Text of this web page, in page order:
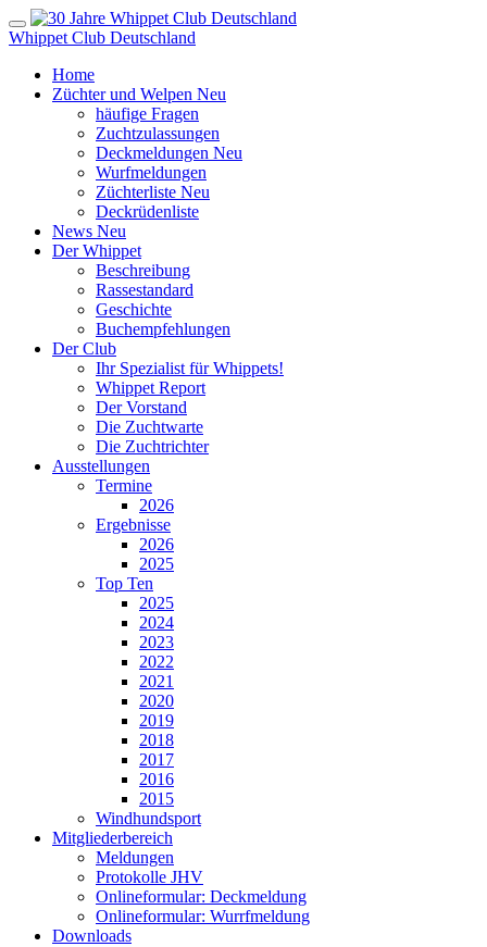
Whippet Club Deutschland
Home
Züchter und Welpen Neu
häufige Fragen
Zuchtzulassungen
Deckmeldungen Neu
Wurfmeldungen
Züchterliste Neu
Deckrüdenliste
News Neu
Der Whippet
Beschreibung
Rassestandard
Geschichte
Buchempfehlungen
Der Club
Ihr Spezialist für Whippets!
Whippet Report
Der Vorstand
Die Zuchtwarte
Die Zuchtrichter
Ausstellungen
Termine
2026
Ergebnisse
2026
2025
Top Ten
2025
2024
2023
2022
2021
2020
2019
2018
2017
2016
2015
Windhundsport
Mitgliederbereich
Meldungen
Protokolle JHV
Onlineformular: Deckmeldung
Onlineformular: Wurrfmeldung
Downloads